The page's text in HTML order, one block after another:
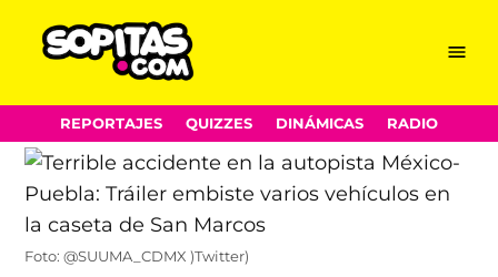
Skip
to
content
Menu
REPORTAJES QUIZZES DINÁMICAS RADIO
Foto: @SUUMA_CDMX )Twitter)